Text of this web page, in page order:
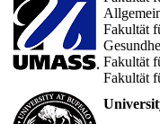
Fakultät
Fakultät
Fakultät